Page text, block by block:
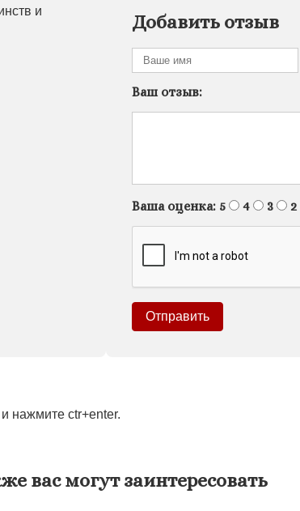
и
Добавить отзыв
Ваш отзыв:
Ваша оценка: 5 4 3 2
нажмите ctr+enter.
вас могут заинтересовать